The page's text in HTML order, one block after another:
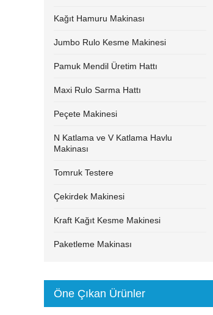
Kağıt Hamuru Makinası
Jumbo Rulo Kesme Makinesi
Pamuk Mendil Üretim Hattı
Maxi Rulo Sarma Hattı
Peçete Makinesi
N Katlama ve V Katlama Havlu
Makinası
Tomruk Testere
Çekirdek Makinesi
Kraft Kağıt Kesme Makinesi
Paketleme Makinası
Öne Çıkan Ürünler